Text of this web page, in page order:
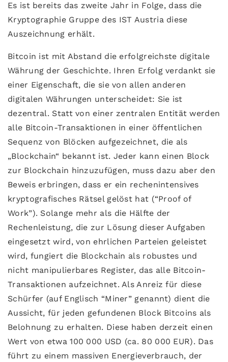
Es ist bereits das zweite Jahr in Folge, dass die
Kryptographie Gruppe des IST Austria diese
Auszeichnung erhält.
Bitcoin ist mit Abstand die erfolgreichste digitale
Währung der Geschichte. Ihren Erfolg verdankt sie
einer Eigenschaft, die sie von allen anderen
digitalen Währungen unterscheidet: Sie ist
dezentral. Statt von einer zentralen Entität werden
alle Bitcoin-Transaktionen in einer öffentlichen
Sequenz von Blöcken aufgezeichnet, die als
„Blockchain“ bekannt ist. Jeder kann einen Block
zur Blockchain hinzuzufügen, muss dazu aber den
Beweis erbringen, dass er ein rechenintensives
kryptografisches Rätsel gelöst hat (“Proof of
Work”). Solange mehr als die Hälfte der
Rechenleistung, die zur Lösung dieser Aufgaben
eingesetzt wird, von ehrlichen Parteien geleistet
wird, fungiert die Blockchain als robustes und
nicht manipulierbares Register, das alle Bitcoin-
Transaktionen aufzeichnet. Als Anreiz für diese
Schürfer (auf Englisch “Miner” genannt) dient die
Aussicht, für jeden gefundenen Block Bitcoins als
Belohnung zu erhalten. Diese haben derzeit einen
Wert von etwa 100 000 USD (ca. 80 000 EUR). Das
führt zu einem massiven Energieverbrauch, der